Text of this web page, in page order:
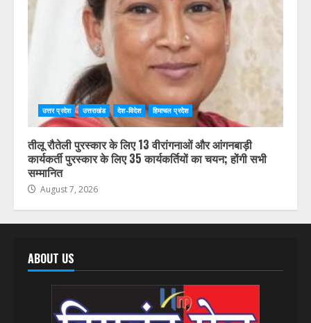
उत्तर प्रदेश उत्तराखंड देश-विदेश हिमाचल प्रदेश
तीलू रौतेली पुरस्कार के लिए 13 वीरांगनाओं और आंगनबाड़ी
कार्यकर्ती पुरस्कार के लिए 35 कार्यकर्तियों का चयन; होंगी सभी
सम्मानित
August 7, 2026
ABOUT US